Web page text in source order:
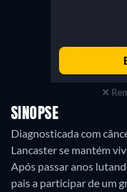
SINOPSE
Diagnosticada com
Lancaster se mantém
Após passar anos
pais a participar de um